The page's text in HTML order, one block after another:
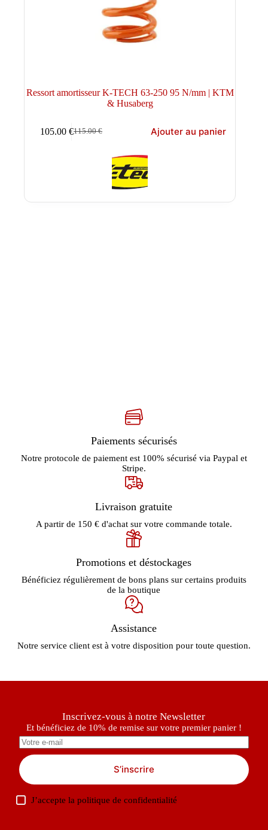
Ressort amortisseur K-TECH 63-250 95 N/mm | KTM
& Husaberg
115.00€
Le
105.00€Le
Ajouter au panier
Paiements sécurisés
Notre protocole de paiement est 100% sécurisé via Paypal et
Stripe.
Livraison gratuite
A partir de 150 € d'achat sur votre commande totale.
Promotions et déstockages
Bénéficiez régulièrement de bons plans sur certains produits
de la boutique
Assistance
Notre service client est à votre disposition pour toute question.
Inscrivez-vous à notre Newsletter
Et bénéficiez de 10% de remise sur votre premier panier !
S’inscrire
J’accepte lapolitique de confidentialité